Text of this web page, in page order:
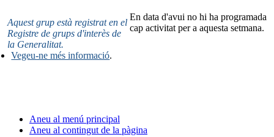
Aquest grup està registrat en el
Registre de grups d'interès de
la Generalitat.
Vegeu-ne més informació.
En data d'avui no hi ha programada
cap activitat per a aquesta setmana.
Aneu al menú principal
Aneu al contingut de la pàgina